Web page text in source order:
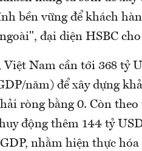
bền vững để khách
đại diện HSBC
Nam cần tới 368 tỷ
năm) để xây dựng
ròng bằng 0. Còn
động thêm 144 tỷ
nhằm hiện thực hóa